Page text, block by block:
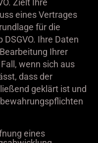
Zielt Ihre
eines Vertrages
für die
Ihre Daten
Ihrer
wenn sich aus
dass der
geklärt ist und
eines